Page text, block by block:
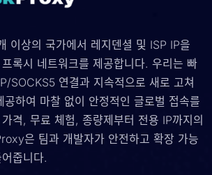
이상의 국가에서 레지덴셜 및 ISP IP을
록시 네트워크를 제공합니다. 우리는 빠
SOCKS5 연결과 지속적으로 새로 고쳐
공하여 마찰 없이 안정적인 글로벌 접속를
격, 무료 체험, 종량제부터 전용 IP까지의
은 팀과 개발자가 안전하고 확장 가능
줍니다.